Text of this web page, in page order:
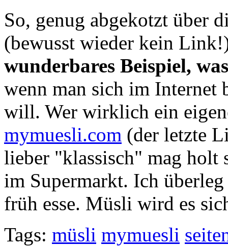
So, genug abgekotzt über
(bewusst wieder kein
wunderbares Beispiel,
wenn man sich im Internet
will. Wer wirklich ein
mymuesli.com (der letzte
lieber "klassisch" mag holt
im Supermarkt. Ich
früh esse. Müsli wird es
Tags: müsli mymuesli